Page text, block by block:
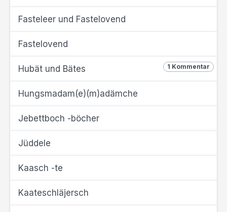
Fasteleer und Fastelovend
Fastelovend
1 Kommentar
Hubät und Bätes
Hungsmadam(e)(m)adämche
Jebettboch -böcher
Jüddele
Kaasch -te
Kaateschläjersch